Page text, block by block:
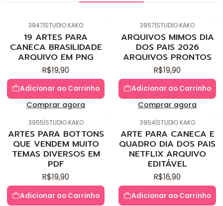
3947|STUDIO KAKO
19 ARTES PARA
CANECA BRASILIDADE
ARQUIVO EM PNG
R$19,90
Adicionar ao Carrinho
Comprar agora
3957|STUDIO KAKO
ARQUIVOS MIMOS DIA
DOS PAIS 2026
ARQUIVOS PRONTOS
R$19,90
Adicionar ao Carrinho
Comprar agora
3955|STUDIO KAKO
ARTES PARA BOTTONS
QUE VENDEM MUITO
TEMAS DIVERSOS EM
PDF
R$19,90
Adicionar ao Carrinho
3954|STUDIO KAKO
ARTE PARA CANECA E
QUADRO DIA DOS PAIS
NETFLIX ARQUIVO
EDITÁVEL
R$16,90
Adicionar ao Carrinho